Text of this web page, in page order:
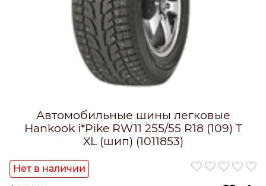
Автомобильные шины легковые
Hankook i*Pike RW11 255/55 R18 (109) T
XL (шип) (1011853)
Нет в наличии